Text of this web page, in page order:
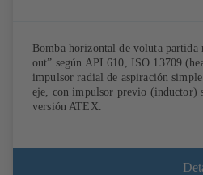
Bomba horizontal de voluta
out” según API 610, ISO 13709
impulsor radial de aspiración
eje, con impulsor previo (inductor)
versión ATEX.